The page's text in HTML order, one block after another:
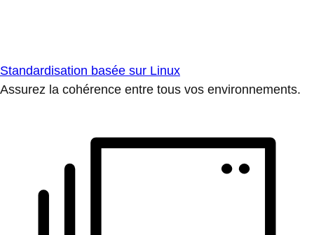
Standardisation basée sur Linux
Assurez la cohérence entre tous vos environnements.